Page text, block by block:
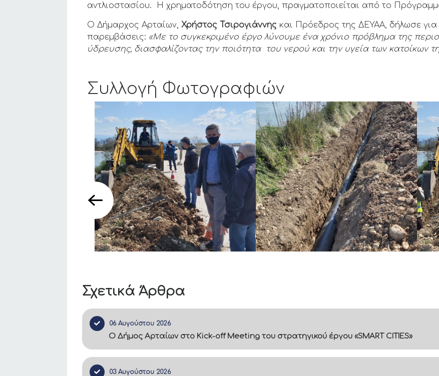
Σχετικά Άρθρα
06 Αυγούστου 2026
Ο Δήμος Αρταίων στο Kick-off Meeting του στρατηγικού έργου «SMART CITIES»
03 Αυγούστου 2026
αντλιοστασίου. Η χρηματοδότηση του έργου, πραγματοποιείται από το
Ο Δήμαρχος Αρταίων,Χρήστος Τσιρογιάννης και Πρόεδρος της ΔΕΥΑΑ, δήλωσε για
παρεμβάσεις: «Με το συγκεκριμένο έργο λύνουμε ένα χρόνιο πρόβλημα της
ύδρευσης, διασφαλίζοντας την ποιότητα του νερού και την υγεία των κατοίκων
Συλλογή Φωτογραφιών